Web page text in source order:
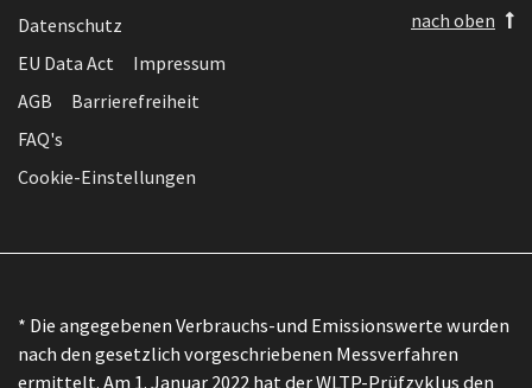
Datenschutz
EU Data Act
Impressum
AGB
Barrierefreiheit
FAQ's
Cookie-Einstellungen
nach oben
* Die angegebenen Verbrauchs-und Emissionswerte wurden
nach den gesetzlich vorgeschriebenen Messverfahren
ermittelt. Am 1. Januar 2022 hat der WLTP-Prüfzyklus den